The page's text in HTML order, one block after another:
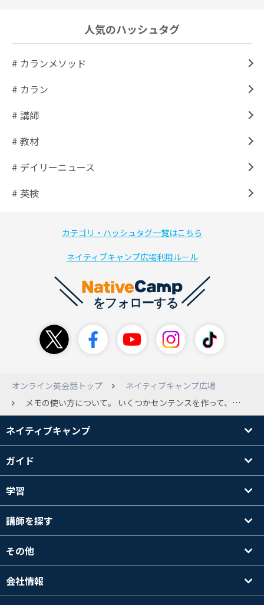
人気のハッシュタグ
# カランメソッド
# カラン
# 講師
# 教材
# デイリーニュース
# 英検
カテゴリ・ハッシュタグ一覧はこちら
ネイティブキャンプ広場利用ルール
オンライン英会話トップ
ネイティブキャンプ広場
メモの使い方について。 いくつかセンテンスを作って、講師の方に間違いを指摘してもらいたいのですが、 保存したはずのメモが、いざレッスンを始めて、メモを開こうとすると、 ”メモが使えません”という小さなメッセージが出てきます。 どなたか改善策を教えてください。 よろしくお願いします。
ネイティブキャンプ
ガイド
学習
講師を探す
その他
会社情報